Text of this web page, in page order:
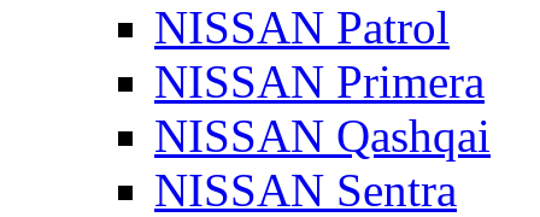
NISSAN Patrol
NISSAN Primera
NISSAN Qashqai
NISSAN Sentra